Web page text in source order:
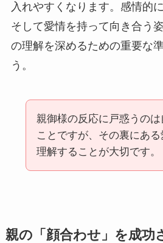
入れやすくなります。感情的
そして愛情を持って向き合う
の理解を深めるための重要な
う。
親御様の反応に戸惑うのは
ことですが、その裏にある
理解することが大切です。
親の「顔合わせ」を成功